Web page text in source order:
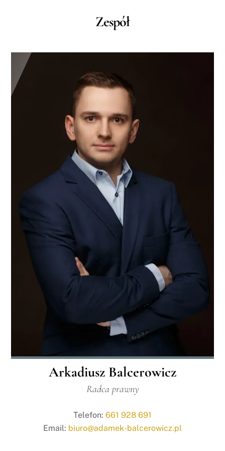
Zespół
Arkadiusz Balcerowicz
Radca prawny
Telefon: 661 928 691
Email: biuro@adamek-balcerowicz.pl